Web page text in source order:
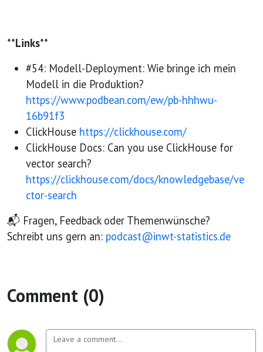
**Links**
#54: Modell-Deployment: Wie bringe ich mein
Modell in die Produktion?
https://www.podbean.com/ew/pb-hhhwu-
16b91f3
ClickHouse https://clickhouse.com/
ClickHouse Docs: Can you use ClickHouse for
vector search?
https://clickhouse.com/docs/knowledgebase/ve
ctor-search
📬 Fragen, Feedback oder Themenwünsche?
Schreibt uns gern an: podcast@inwt-statistics.de
Comment (0)